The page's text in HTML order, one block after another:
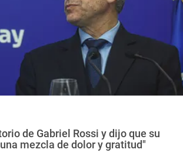
de Gabriel Rossi y dijo que su
mezcla de dolor y gratitud"